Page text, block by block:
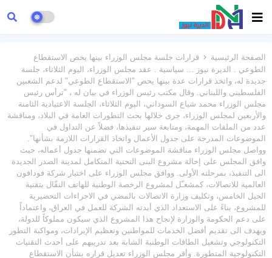
الصفحة الرئيسية
قرارات جلسة مجلس الوزراء بينها يخص الاستقطاع
الطوعي . الديرة نيوز ... سياسية . عقد مجلس الوزراء، اليوم الثلاثاء، جلسة
جديدة له، واتخذ قرارات عدة بينها يحص "الاستقطاع الطوعي" لدعم الشعبين
الفلسطيني واللبناني. وقال مكتب رئيس الوزراء في بيان له ، "ترأس رئيس
مجلس الوزراء محمد شياع السوداني، اليوم الثلاثاء، الجلسة الاعتيادية الثامنة
والأربعين لمجلس الوزراء، جرى خلالها بحث التطورات العامة في البلاد، ومناقشة
عدد من الملفات المهمة، ومتابعة سير تنفيذها، فضلاً عن التداول في
الموضوعات المدرجة على جدول الأعمال واتخاذ القرارات اللازمة بشأنها".
وواصل مجلس الوزراء مناقشة الموضوعات التي تضمنها جدول أعماله، حيث
وافق المجلس على إحالة مشروع البنى التحتية المتكامل لمدينة الصدر الجديدة
الى التنفيذ، بمرحلته الأولى. ووافق مجلس الوزراء على اختيار شركة فودافون
العالمية للاتصالات، كمشغـّل لمشروع الرخصة الوطنية للهاتف النقّال بتقنية
الجيل الخامس، وتكليف وزارة الاتصالات بالمضي في الاجراءات التحضيرية
للمشروع، بناءً على الاستعداد الذي أبدته الشركة للعمل في العراق، واعتماداً
على دعم الحكومة والوزارة لإنجاح هذا المشروع الذي سيكون مملوكاً للدولة،
ويهدف الى تقديم أفضل الخدمات للمواطنين وتعظيم الإيرادات، ومواكبة التطور
التكنولوجي وتشغيل الطاقات الوطنية الشابة بعد تدريبهم على أحدث التقنيات
التكنولوجية المتطورة. وأقر مجلس الوزراء تعديل قراره بشأن الاستقطاع